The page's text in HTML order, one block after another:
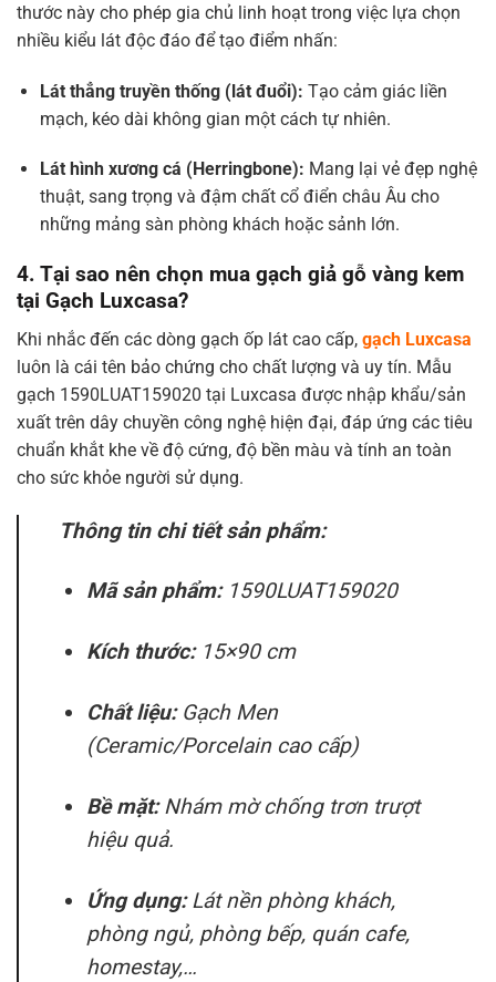
thước này cho phép gia chủ linh hoạt trong việc lựa chọn
nhiều kiểu lát độc đáo để tạo điểm nhấn:
Lát thẳng truyền thống (lát đuổi): Tạo cảm giác liền
mạch, kéo dài không gian một cách tự nhiên.
Lát hình xương cá (Herringbone): Mang lại vẻ đẹp nghệ
thuật, sang trọng và đậm chất cổ điển châu Âu cho
những mảng sàn phòng khách hoặc sảnh lớn.
4. Tại sao nên chọn mua gạch giả gỗ vàng kem
tại Gạch Luxcasa?
Khi nhắc đến các dòng gạch ốp lát cao cấp, gạch Luxcasa
luôn là cái tên bảo chứng cho chất lượng và uy tín. Mẫu
gạch 1590LUAT159020 tại Luxcasa được nhập khẩu/sản
xuất trên dây chuyền công nghệ hiện đại, đáp ứng các tiêu
chuẩn khắt khe về độ cứng, độ bền màu và tính an toàn
cho sức khỏe người sử dụng.
Thông tin chi tiết sản phẩm:
Mã sản phẩm:1590LUAT159020
Kích thước:15×90 cm
Chất liệu:Gạch Men
(Ceramic/Porcelain cao cấp)
Bề mặt:Nhám mờ chống trơn trượt
hiệu quả.
Ứng dụng:Lát nền phòng khách,
phòng ngủ, phòng bếp, quán cafe,
homestay,…